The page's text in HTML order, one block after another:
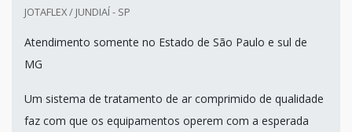
JOTAFLEX / JUNDIAÍ - SP
Atendimento somente no Estado de São Paulo e sul de
MG
Um sistema de tratamento de ar comprimido de qualidade
faz com que os equipamentos operem com a esperada